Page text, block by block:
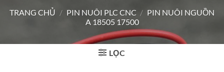
TRANG CHỦ / PIN NUÔI PLC CNC / PIN NUÔI NGUỒN
A 18505 17500
LỌC